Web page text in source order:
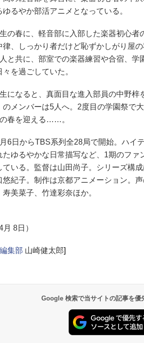
るやか部活アニメとなっている。
の春に、軽音部に入部した楽器初心者
律、しっかり者だけど恥ずかしがり屋
と共に、部室での楽器練習や合宿、学
を過ごしていた。
になると、真面目な進入部員の中野梓
のメンバーは5人へ。2度目の学園祭で
春を迎える……。
6日からTBS系列全28局で開始。ハイ
たゆるやかな日常描写など、1期のファ
ている。監督は山田尚子。シリーズ構
悠紀子。制作は京都アニメーション。
美菜子、竹達彩奈ほか。
月 8日）
集部 山崎健太郎]
Google 検索で当サイトの記事を優